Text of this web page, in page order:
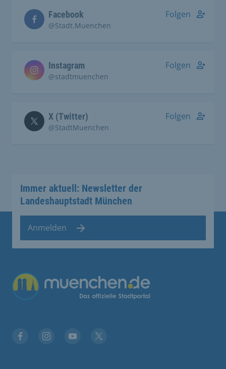
Facebook
@Stadt.Muenchen
Folgen
Instagram
@stadtmuenchen
Folgen
X (Twitter)
@StadtMuenchen
Folgen
Immer aktuell: Newsletter der
Landeshauptstadt München
Anmelden